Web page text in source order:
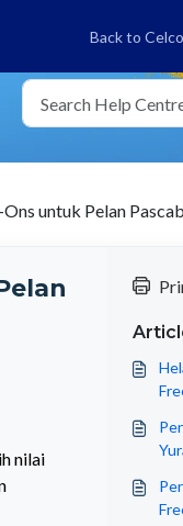
Back to
untuk Pelan
nilai